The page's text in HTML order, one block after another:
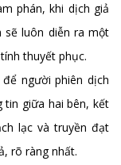
phán, khi dịch giả
sẽ luôn diễn ra một
thuyết phục.
người phiên dịch
giữa hai bên, kết
lạc và truyền đạt
rõ ràng nhất.